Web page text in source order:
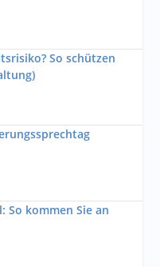
So schützen
So kommen Sie an